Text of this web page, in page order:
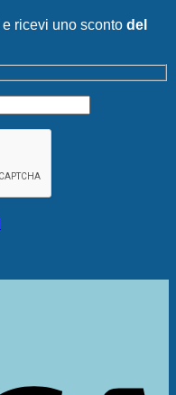
e ricevi uno sconto del